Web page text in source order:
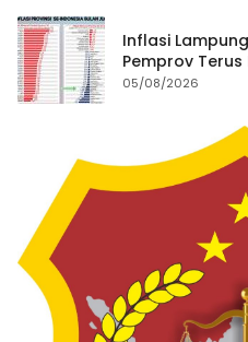
Inflasi
Pemprov
Distribusi Pangan
05/08/2026